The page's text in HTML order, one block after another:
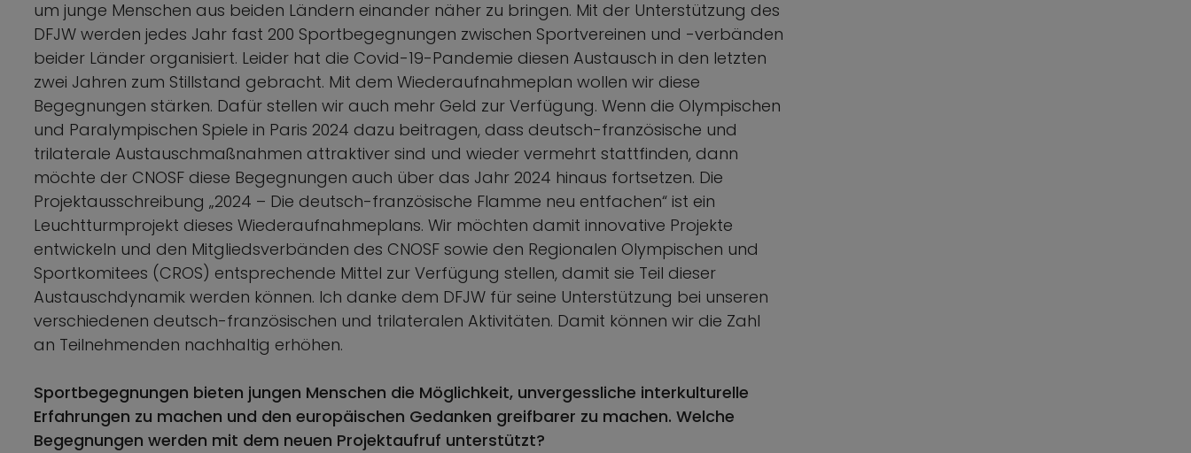
um junge Menschen aus beiden Ländern einander näher zu bringen. Mit der Unterstützung des
DFJW werden jedes Jahr fast 200 Sportbegegnungen zwischen Sportvereinen und -verbänden
beider Länder organisiert. Leider hat die Covid-19-Pandemie diesen Austausch in den letzten
zwei Jahren zum Stillstand gebracht. Mit dem Wiederaufnahmeplan wollen wir diese
Begegnungen stärken. Dafür stellen wir auch mehr Geld zur Verfügung. Wenn die Olympischen
und Paralympischen Spiele in Paris 2024 dazu beitragen, dass deutsch-französische und
trilaterale Austauschmaßnahmen attraktiver sind und wieder vermehrt stattfinden, dann
möchte der CNOSF diese Begegnungen auch über das Jahr 2024 hinaus fortsetzen. Die
Projektausschreibung „2024 – Die deutsch-französische Flamme neu entfachen“ ist ein
Leuchtturmprojekt dieses Wiederaufnahmeplans. Wir möchten damit innovative Projekte
entwickeln und den Mitgliedsverbänden des CNOSF sowie den Regionalen Olympischen und
Sportkomitees (CROS) entsprechende Mittel zur Verfügung stellen, damit sie Teil dieser
Austauschdynamik werden können. Ich danke dem DFJW für seine Unterstützung bei unseren
verschiedenen deutsch-französischen und trilateralen Aktivitäten. Damit können wir die Zahl
an Teilnehmenden nachhaltig erhöhen.
Sportbegegnungen bieten jungen Menschen die Möglichkeit, unvergessliche interkulturelle
Erfahrungen zu machen und den europäischen Gedanken greifbarer zu machen. Welche
Begegnungen werden mit dem neuen Projektaufruf unterstützt?